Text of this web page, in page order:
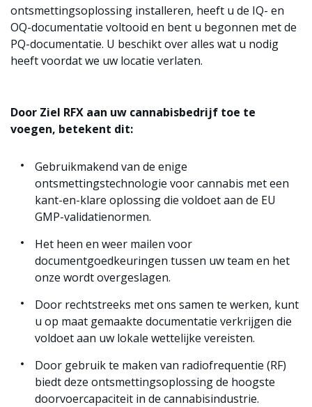
ontsmettingsoplossing installeren, heeft u de IQ- en
OQ-documentatie voltooid en bent u begonnen met de
PQ-documentatie. U beschikt over alles wat u nodig
heeft voordat we uw locatie verlaten.
Door Ziel RFX aan uw cannabisbedrijf toe te
voegen, betekent dit:
Gebruikmakend van de enige
ontsmettingstechnologie voor cannabis met een
kant-en-klare oplossing die voldoet aan de EU
GMP-validatienormen.
Het heen en weer mailen voor
documentgoedkeuringen tussen uw team en het
onze wordt overgeslagen.
Door rechtstreeks met ons samen te werken, kunt
u op maat gemaakte documentatie verkrijgen die
voldoet aan uw lokale wettelijke vereisten.
Door gebruik te maken van radiofrequentie (RF)
biedt deze ontsmettingsoplossing de hoogste
doorvoercapaciteit in de cannabisindustrie.